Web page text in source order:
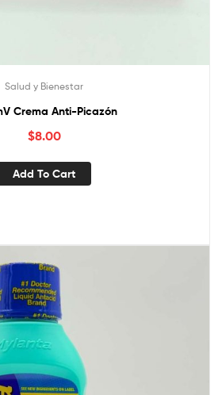
Salud y Bienestar
Crema Anti-Picazón
$8.00
Add To Cart